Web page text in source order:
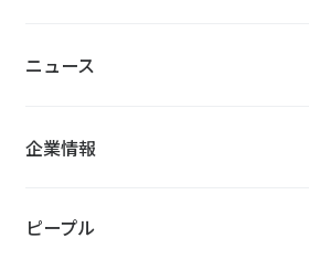
ニュース
企業情報
ピープル